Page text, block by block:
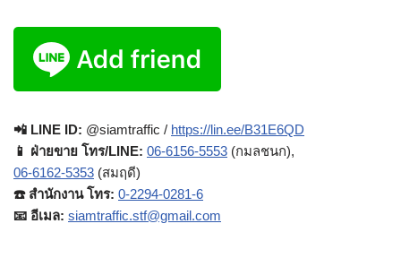
📲 LINE ID: @siamtraffic / https://lin.ee/B31E6QD
📱 ฝ่ายขาย โทร/LINE: 06-6156-5553 (กมลชนก),
06-6162-5353 (สมฤดี)
☎️ สำนักงาน โทร: 0-2294-0281-6
📧 อีเมล: siamtraffic.stf@gmail.com